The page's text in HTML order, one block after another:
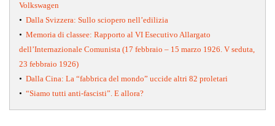
Volkswagen
• Dalla Svizzera: Sullo sciopero nell’edilizia
• Memoria di classee: Rapporto al VI Esecutivo Allargato
dell’Internazionale Comunista (17 febbraio – 15 marzo 1926. V seduta,
23 febbraio 1926)
• Dalla Cina: La “fabbrica del mondo” uccide altri 82 proletari
• “Siamo tutti anti-fascisti”. E allora?